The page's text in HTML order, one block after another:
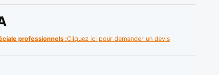
professionnels :Cliquez ici pour demander un devis